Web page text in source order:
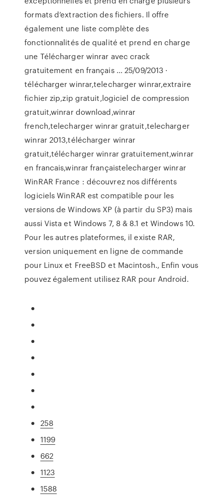
formats d’extraction des fichiers. Il offre
également une liste complète des
fonctionnalités de qualité et prend en charge
une Télécharger winrar avec crack
gratuitement en français ... 25/09/2013 ·
télécharger winrar,telecharger winrar,extraire
fichier zip,zip gratuit,logiciel de compression
gratuit,winrar download,winrar
french,telecharger winrar gratuit,telecharger
winrar 2013,télécharger winrar
gratuit,télécharger winrar gratuitement,winrar
en francais,winrar françaistelecharger winrar
WinRAR France : découvrez nos différents
logiciels WinRAR est compatible pour les
versions de Windows XP (à partir du SP3) mais
aussi Vista et Windows 7, 8 & 8.1 et Windows 10.
Pour les autres plateformes, il existe RAR,
version uniquement en ligne de commande
pour Linux et FreeBSD et Macintosh., Enfin vous
pouvez également utilisez RAR pour Android.
258
1199
662
1123
1588